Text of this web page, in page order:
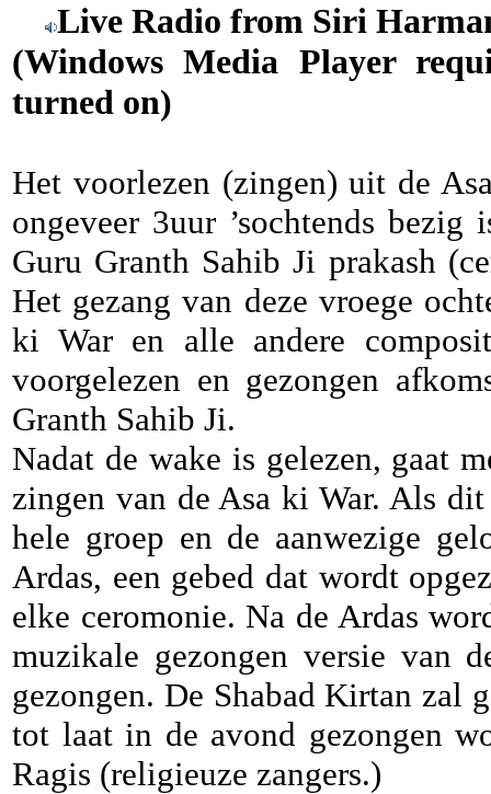
Live Radio from Siri
(Windows Media Player
turned on)
Het voorlezen (zingen) uit de
ongeveer 3uur ’sochtends
Guru Granth Sahib Ji prakash
Het gezang van deze vroege
ki War en alle andere
voorgelezen en gezongen
Granth Sahib Ji.
Nadat de wake is gelezen, gaat
zingen van de Asa ki War. Als
hele groep en de aanwezige
Ardas, een gebed dat wordt
elke ceromonie. Na de Ardas
muzikale gezongen versie van
gezongen. De Shabad Kirtan zal
tot laat in de avond gezongen
Ragis (religieuze zangers.)